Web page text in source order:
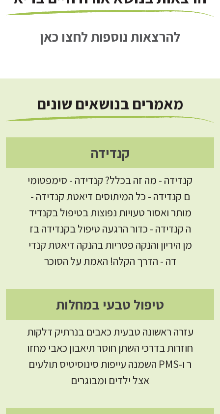
להרצאות נוספות לחצו כאן
מאמרים בנושאים שונים
קנדידה
קנדידה - מה זה בכלל? קנדידה - סימפטומי
ם קנדידה - כל המיתוסים דיאטת קנדידה -
מותר ואסור טעויות נפוצות בטיפול בקנדיד
ה קנדידה - כדור הרגעה טיפול בקנדידה בז
מן היריון והנקה פטריות בהנקה דיאטת קנדי
דה - הדרך הקלה! האמת על הסוכר
טיפול טבעי במחלות
עזרה ראשונה טבעית כאבים בנרתיק דלקות
חוזרות בדרכי השתן חוסר תיאבון כאבי מחזו
ר ו-PMS השמנה עייפות סינוסיטיס תולעים
אצל ילדים ומבוגרים